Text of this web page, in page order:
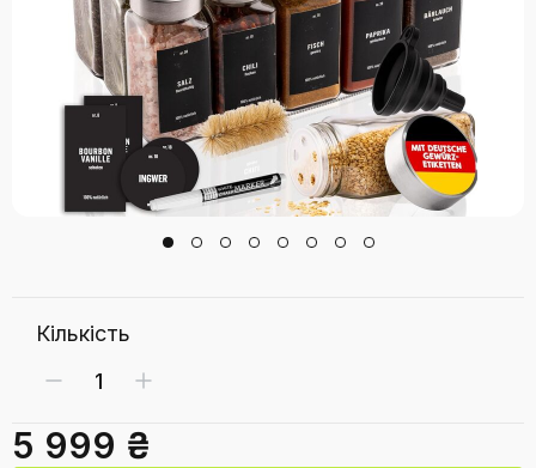
Кількість
5 999 ₴